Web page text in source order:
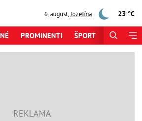
6. august,Jozefína 23 °C
PROMINENTI ŠPORT